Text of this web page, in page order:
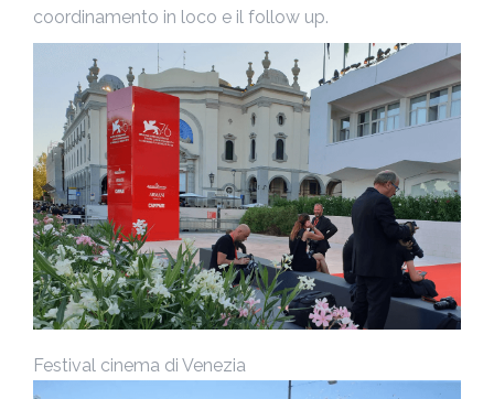
coordinamento in loco e il follow up.
Festival cinema di Venezia